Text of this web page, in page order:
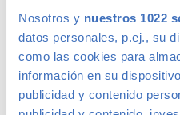
Nosotros y nuestros 1022
datos personales, p.ej., su
como las cookies para
información en su
publicidad y contenido
Concesionario de
En Canalcar, el concesionario
grande de Madrid,
marcas y modelos.